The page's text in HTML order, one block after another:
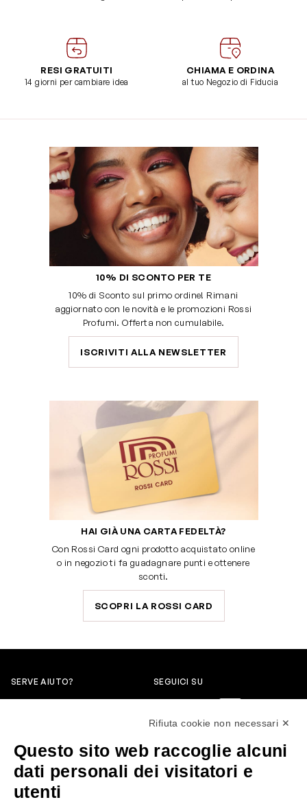
RESI GRATUITI
14 giorni per cambiare idea
CHIAMA E ORDINA
al tuo Negozio di Fiducia
10% DI SCONTO PER TE
10% di Sconto sul primo ordine! Rimani
aggiornato con le novità e le promozioni Rossi
Profumi. Offerta non cumulabile.
ISCRIVITI ALLA NEWSLETTER
HAI GIÀ UNA CARTA FEDELTÀ?
Con Rossi Card ogni prodotto acquistato online
o in negozio ti fa guadagnare punti e ottenere
sconti.
SCOPRI LA ROSSI CARD
SERVE AIUTO?
servizioclienti@rossiprofumi.it
SEGUICI SU
SERVIZIO CLIENTI
Rifiuta cookie non necessari ✕
Questo sito web raccoglie alcuni
dati personali dei visitatori e
utenti